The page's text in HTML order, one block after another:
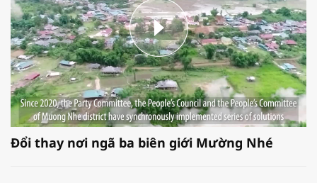
Đổi thay nơi ngã ba biên giới Mường Nhé